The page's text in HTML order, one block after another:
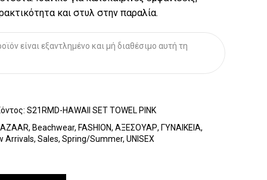
και στυλ στην παραλία.
είναι εξαντλημένο και μή διαθέσιμο αυτή τη
S21RMD-HAWAII SET TOWEL PINK
, Beachwear, FASHION,ΑΞΕΣΟΥΑΡ, ΓΥΝΑΙΚΕΙΑ,
Arrivals,Sales,Spring/Summer,UNISEX